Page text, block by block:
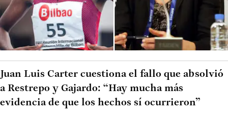
Juan Luis Carter cuestiona el fallo que absolvió
a Restrepo y Gajardo: “Hay mucha más
evidencia de que los hechos sí ocurrieron”